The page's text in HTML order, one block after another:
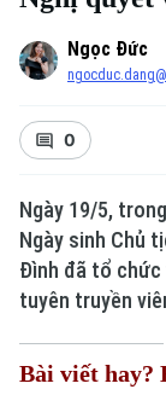
Ngọc Đức
0
Ngày 19/5,
Ngày sinh Chủ
Đình đã tổ chức
tuyên truyền
Bài viết hay?